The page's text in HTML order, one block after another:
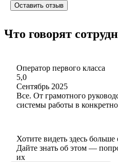
Оставить отзыв
Что говорят
Оператор первого класса
5,0
Сентябрь 2025
Все. От грамотного
системы работы в
Хотите видеть здесь больше
Дайте знать об этом —
их